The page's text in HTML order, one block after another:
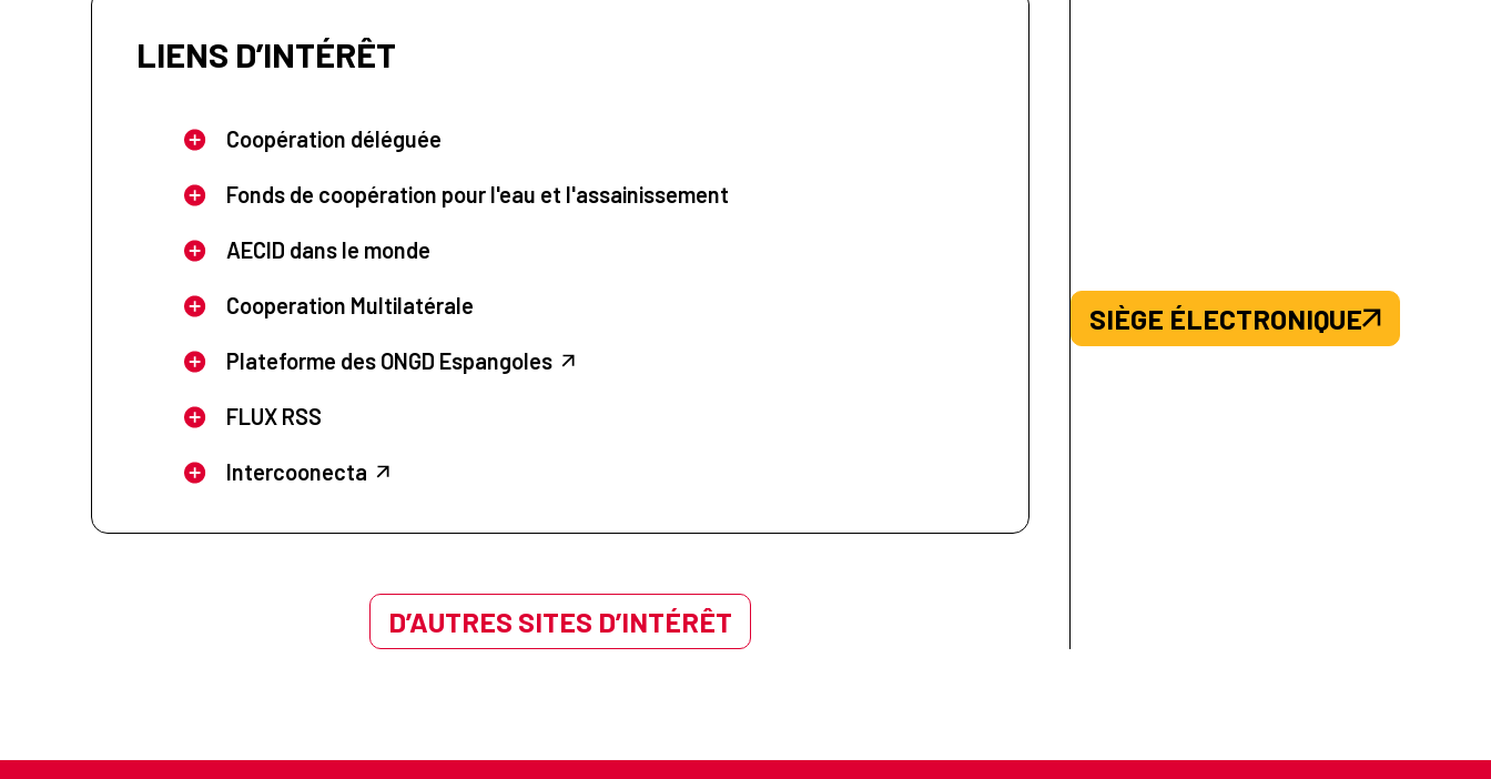
LIENS D’INTÉRÊT
Coopération déléguée
Fonds de coopération pour l'eau et l'assainissement
AECID dans le monde
Cooperation Multilatérale
Plateforme des ONGD Espangoles
FLUX RSS
Intercoonecta
D’AUTRES SITES D’INTÉRÊT
SIÈGE ÉLECTRONIQUE